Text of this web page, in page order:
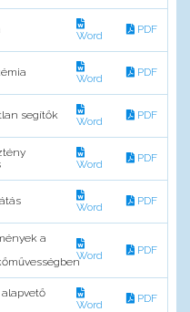
Word PDF
Word PDF
segítők Word PDF
Word PDF
Word PDF
a
Word PDF
Word PDF